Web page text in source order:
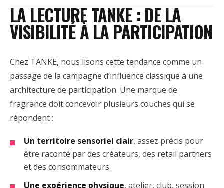
LA LECTURE TANKE : DE LA
VISIBILITÉ À LA PARTICIPATION
Chez TANKE, nous lisons cette tendance comme un
passage de la campagne d’influence classique à une
architecture de participation. Une marque de
fragrance doit concevoir plusieurs couches qui se
répondent :
Un territoire sensoriel clair, assez précis pour
être raconté par des créateurs, des retail partners
et des consommateurs.
Une expérience physique, atelier, club, session